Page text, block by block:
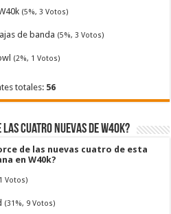
(5%, 3 Votos)
de banda (5%, 3 Votos)
(2%, 1 Votos)
totales: 56
cuatro nuevas de W40k?
de las nuevas cuatro de esta
en W40k?
Votos)
(31%, 9 Votos)